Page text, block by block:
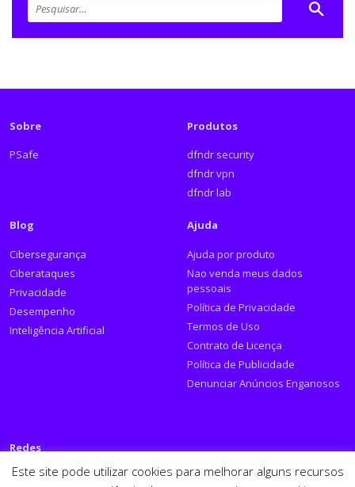
Sobre
PSafe
Produtos
dfndr security
dfndr vpn
dfndr lab
Blog
Cibersegurança
Ciberataques
Privacidade
Desempenho
Inteligência Artificial
Ajuda
Ajuda por produto
Nao venda meus dados
pessoais
Política de Privacidade
Termos de Uso
Contrato de Licença
Política de Publicidade
Denunciar Anúncios Enganosos
Redes
Siga a PSafe:
Este site pode utilizar cookies para melhorar alguns recursos